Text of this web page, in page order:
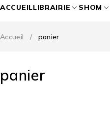
ACCUEILLIBRAIRIE SHOM
panier
Accueil / panier